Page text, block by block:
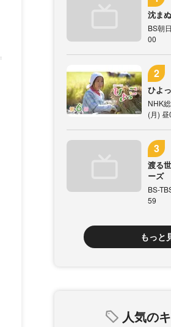
沈ま
BS朝
00
ひよ
NHK
(月)
渡る
ーズ
BS-
59
もっと
人気の